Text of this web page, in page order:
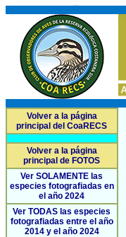
Volver a la página
principal del CoaRECS
Volver a la página
principal de FOTOS
Ver SOLAMENTE las
especies fotografiadas en
el año 2024
Ver TODAS las especies
fotografiadas entre el año
2014 y el año 2024